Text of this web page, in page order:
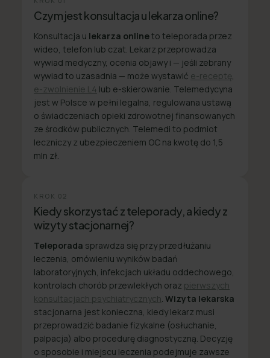
Czym jest konsultacja u lekarza online?
Konsultacja u lekarza onlineto teleporada przez
wideo, telefon lub czat. Lekarz przeprowadza
wywiad medyczny, ocenia objawy i — jeśli zebrany
wywiad to uzasadnia — może wystawić e-receptę
e-zwolnienie L4 lub e-skierowanie. Telemedycyna
jest w Polsce w pełni legalna, regulowana ustawą
o świadczeniach opieki zdrowotnej finansowanych
ze środków publicznych. Telemedi to podmiot
leczniczy z ubezpieczeniem OC na kwotę do 1,5
mln zł.
KROK 02
Kiedy skorzystać z teleporady, a kiedy z
wizyty stacjonarnej?
Teleporada sprawdza się przy przedłużaniu
leczenia, omówieniu wyników badań
laboratoryjnych, infekcjach układu oddechowego,
kontrolach chorób przewlekłych oraz pierwszych
konsultacjach psychiatrycznych Wizyta lekarska
stacjonarna jest konieczna, kiedy lekarz musi
przeprowadzić badanie fizykalne (osłuchanie,
palpacja) albo procedurę diagnostyczną. Decyzję
o sposobie i miejscu leczenia podejmuje zawsze